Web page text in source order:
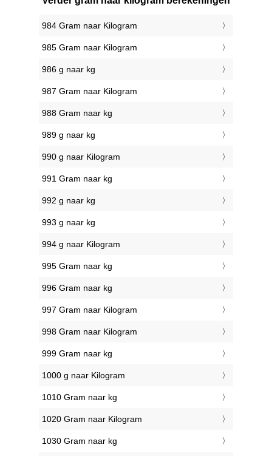
984 Gram naar Kilogram
985 Gram naar Kilogram
986 g naar kg
987 Gram naar Kilogram
988 Gram naar kg
989 g naar kg
990 g naar Kilogram
991 Gram naar kg
992 g naar kg
993 g naar kg
994 g naar Kilogram
995 Gram naar kg
996 Gram naar kg
997 Gram naar Kilogram
998 Gram naar Kilogram
999 Gram naar kg
1000 g naar Kilogram
1010 Gram naar kg
1020 Gram naar Kilogram
1030 Gram naar kg